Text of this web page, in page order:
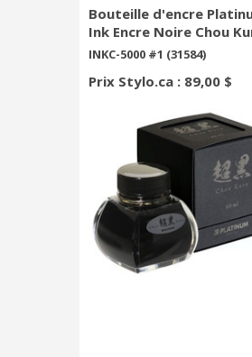
Bouteille d'encre
Ink Encre Noire Chou
INKC-5000 #1 (31584)
Prix Stylo.ca : 89,00 $